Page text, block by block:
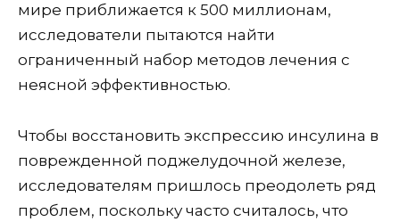
мире приближается к 500 миллионам,
исследователи пытаются найти
ограниченный набор методов лечения с
неясной эффективностью.
Чтобы восстановить экспрессию инсулина в
поврежденной поджелудочной железе,
исследователям пришлось преодолеть ряд
проблем, поскольку часто считалось, что